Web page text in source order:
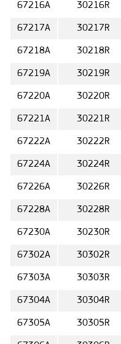
67216А 30216R
67217А 30217R
67218А 30218R
67219А 30219R
67220А 30220R
67221А 30221R
67222А 30222R
67224А 30224R
67226А 30226R
67228А 30228R
67230А 30230R
67302А 30302R
67303А 30303R
67304А 30304R
67305А 30305R